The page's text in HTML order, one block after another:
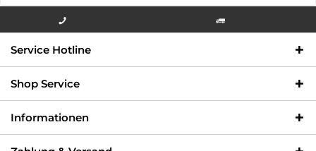
000
Service Hotline
Shop Service
Informationen